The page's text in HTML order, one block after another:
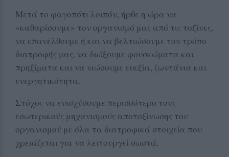
Μετά το φαγοπότι λοιπόν, ήρθε η ώρα να
«καθαρίσουμε» τον οργανισμό μας από τις τοξίνες,
να επανέλθουμε ή και να βελτιώσουμε τον τρόπο
διατροφής μας, να διώξουμε φουσκώματα και
πρηξίματα και να νιώσουμε ευεξία, ζωντάνια και
ενεργητικότητα.
Στόχος να ενισχύσουμε περισσότερο τους
εσωτερικούς μηχανισμούς αποτοξίνωσης του
οργανισμού με όλα τα διατροφικά στοιχεία που
χρειάζεται για να λειτουργεί σωστά.